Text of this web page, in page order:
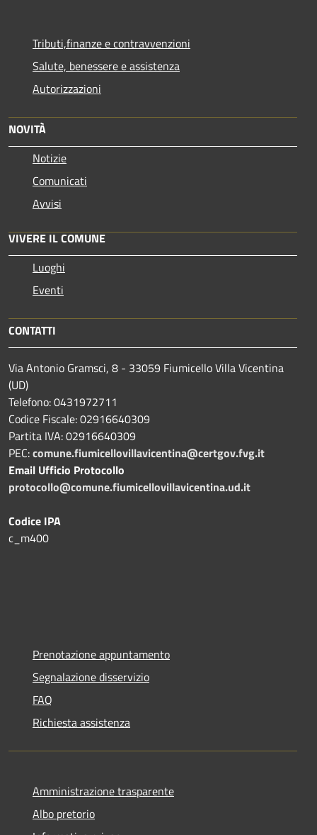
Tributi,finanze e contravvenzioni
Salute, benessere e assistenza
Autorizzazioni
NOVITÀ
Notizie
Comunicati
Avvisi
VIVERE IL COMUNE
Luoghi
Eventi
CONTATTI
Via Antonio Gramsci, 8 - 33059 Fiumicello Villa Vicentina
(UD)
Telefono: 0431972711
Codice Fiscale: 02916640309
Partita IVA: 02916640309
PEC:comune.fiumicellovillavicentina@certgov.fvg.it
Email Ufficio Protocollo
protocollo@comune.fiumicellovillavicentina.ud.it
Codice IPA
c_m400
Prenotazione appuntamento
Segnalazione disservizio
FAQ
Richiesta assistenza
Amministrazione trasparente
Albo pretorio